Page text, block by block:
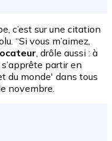
c’est sur une citation
“Si vous m’aimez,
, drôle aussi : à
partir en
du monde' dans tous
novembre.